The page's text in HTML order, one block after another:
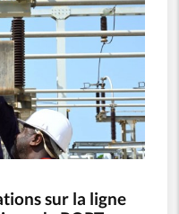
sur la ligne